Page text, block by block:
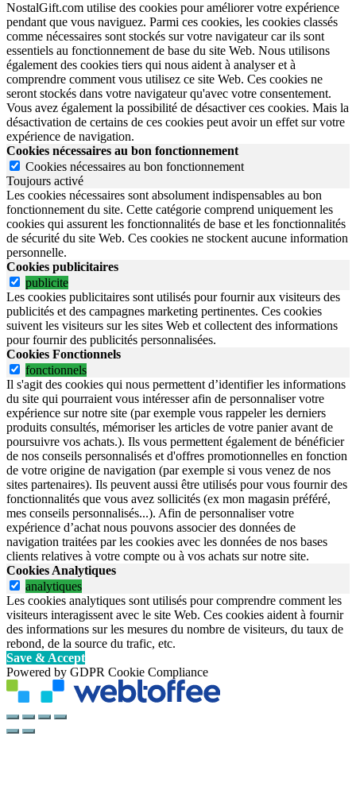
NostalGift.com utilise des cookies pour améliorer votre expérience
pendant que vous naviguez. Parmi ces cookies, les cookies classés
comme nécessaires sont stockés sur votre navigateur car ils sont
essentiels au fonctionnement de base du site Web. Nous utilisons
également des cookies tiers qui nous aident à analyser et à
comprendre comment vous utilisez ce site Web. Ces cookies ne
seront stockés dans votre navigateur qu'avec votre consentement.
Vous avez également la possibilité de désactiver ces cookies. Mais la
désactivation de certains de ces cookies peut avoir un effet sur votre
expérience de navigation.
Cookies nécessaires au bon fonctionnement
Cookies nécessaires au bon fonctionnement
Toujours activé
Les cookies nécessaires sont absolument indispensables au bon
fonctionnement du site. Cette catégorie comprend uniquement les
cookies qui assurent les fonctionnalités de base et les fonctionnalités
de sécurité du site Web. Ces cookies ne stockent aucune information
personnelle.
Cookies publicitaires
publicite
Les cookies publicitaires sont utilisés pour fournir aux visiteurs des
publicités et des campagnes marketing pertinentes. Ces cookies
suivent les visiteurs sur les sites Web et collectent des informations
pour fournir des publicités personnalisées.
Cookies Fonctionnels
fonctionnels
Il s'agit des cookies qui nous permettent d’identifier les informations
du site qui pourraient vous intéresser afin de personnaliser votre
expérience sur notre site (par exemple vous rappeler les derniers
produits consultés, mémoriser les articles de votre panier avant de
poursuivre vos achats.). Ils vous permettent également de bénéficier
de nos conseils personnalisés et d'offres promotionnelles en fonction
de votre origine de navigation (par exemple si vous venez de nos
sites partenaires). Ils peuvent aussi être utilisés pour vous fournir des
fonctionnalités que vous avez sollicités (ex mon magasin préféré,
mes conseils personnalisés...). Afin de personnaliser votre
expérience d’achat nous pouvons associer des données de
navigation traitées par les cookies avec les données de nos bases
clients relatives à votre compte ou à vos achats sur notre site.
Cookies Analytiques
analytiques
Les cookies analytiques sont utilisés pour comprendre comment les
visiteurs interagissent avec le site Web. Ces cookies aident à fournir
des informations sur les mesures du nombre de visiteurs, du taux de
rebond, de la source du trafic, etc.
Save & Accept
Powered by GDPR Cookie Compliance